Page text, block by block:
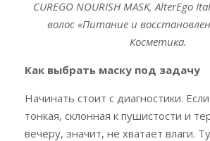
CUREGO NOURISH MASK, AlterEgo
волос «Питание и
Косметика.
Как выбрать маску под задачу
Начинать стоит с диагностики.
тонкая, склонная к пушистости и
вечеру, значит, не хватает влаги.